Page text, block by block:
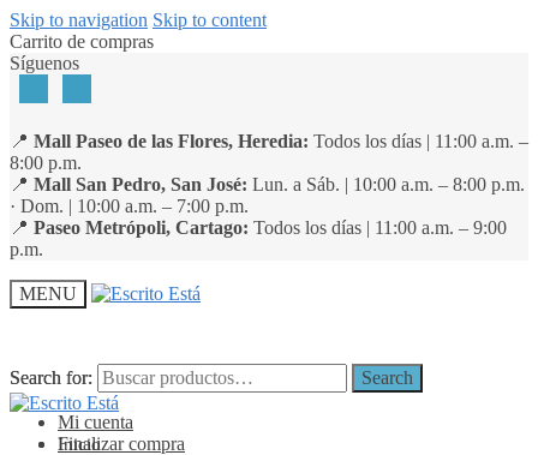
Skip to navigation Skip to content
Carrito de compras
Síguenos
📍 Mall Paseo de las Flores, Heredia: Todos los días | 11:00 a.m. –
8:00 p.m.
📍 Mall San Pedro, San José: Lun. a Sáb. | 10:00 a.m. – 8:00 p.m.
· Dom. | 10:00 a.m. – 7:00 p.m.
📍 Paseo Metrópoli, Cartago: Todos los días | 11:00 a.m. – 9:00
p.m.
MENU
Search for: Search
Mi cuenta
Finalizar compra
Search for: Search
Inicio